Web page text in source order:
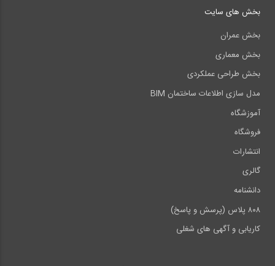
بخش های سایت
بخش عمران
بخش معماری
بخش طراحی عملکردی
مدل سازی اطلاعات ساختمان BIM
آموزشگاه
فروشگاه
انتشارات
گالری
دانشنامه
۸۰۸ پلاس (پرسش و پاسخ)
کاریابی و آگهی های شغلی